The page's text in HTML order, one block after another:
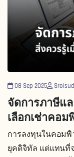
08 Sep 2025
จัดการภาษีแ
เลือกเช่าคอ
การลงทุนในคอมพิ
ยุคดิจิทัล แต่แทนที่